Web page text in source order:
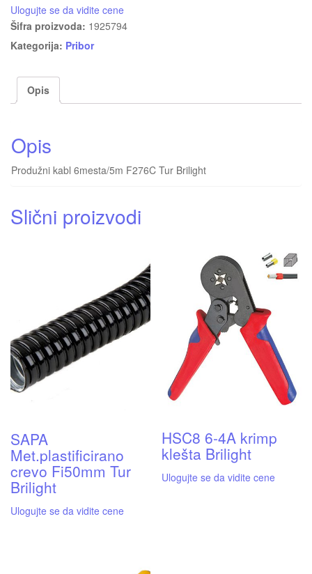
Ulogujte se da vidite cene
Šifra proizvoda: 1925794
Kategorija: Pribor
Opis
Opis
Produžni kabl 6mesta/5m F276C Tur Brilight
Slični proizvodi
SAPA
Met.plastificirano
crevo Fi50mm Tur
Brilight
Ulogujte se da vidite cene
HSC8 6-4A krimp
klešta Brilight
Ulogujte se da vidite cene